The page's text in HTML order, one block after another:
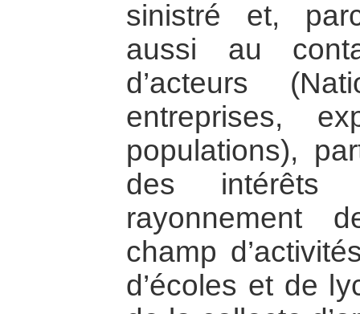
sinistré et,
aussi au
d’acteurs
entreprises,
populations),
des intérêts
rayonnement
champ
d’écoles et de